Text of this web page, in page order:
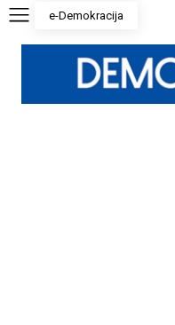
e-Demokracija